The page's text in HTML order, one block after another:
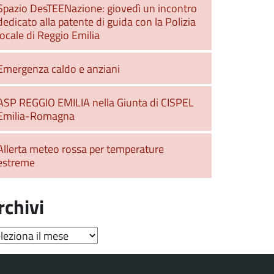
DesTEENazione: giovedì un incontro
alla patente di guida con la Polizia
di Reggio Emilia
caldo e anziani
REGGIO EMILIA nella Giunta di CISPEL
Romagna
meteo rossa per temperature